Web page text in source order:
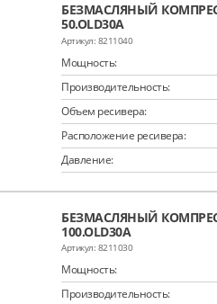
БЕЗМАСЛЯНЫЙ
50.OLD30A
8211040
Мощность:
Производительность:
Объем ресивера:
Расположение ресивера:
Давление:
БЕЗМАСЛЯНЫЙ
100.OLD30A
8211030
Мощность:
Производительность: